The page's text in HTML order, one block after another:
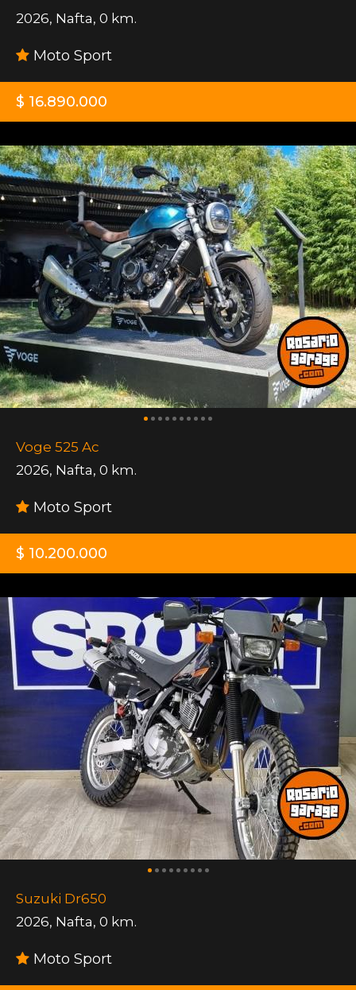
2026, Nafta, 0 km.
Moto Sport
$ 16.890.000
Voge 525 Ac
2026, Nafta, 0 km.
Moto Sport
$ 10.200.000
Suzuki Dr650
2026, Nafta, 0 km.
Moto Sport